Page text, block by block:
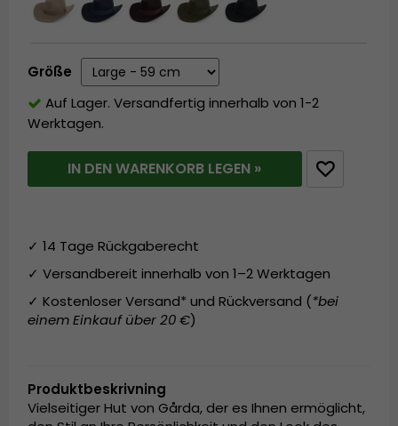
Größe
Auf Lager. Versandfertig innerhalb von 1-2
Werktagen.
IN DEN WARENKORB LEGEN »
✓ 14 Tage Rückgaberecht
✓ Versandbereit innerhalb von 1–2 Werktagen
✓ Kostenloser Versand* und Rückversand (*bei
einem Einkauf über 20 €)
Produktbeskrivning
Vielseitiger Hut von Gårda, der es Ihnen ermöglicht,